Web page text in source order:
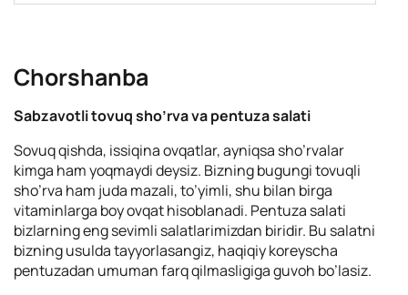
Chorshanba
Sabzavotli tovuq sho’rva va pentuza salati
Sovuq qishda, issiqina ovqatlar, ayniqsa sho’rvalar
kimga ham yoqmaydi deysiz. Bizning bugungi tovuqli
sho’rva ham juda mazali, to’yimli, shu bilan birga
vitaminlarga boy ovqat hisoblanadi. Pentuza salati
bizlarning eng sevimli salatlarimizdan biridir. Bu salatni
bizning usulda tayyorlasangiz, haqiqiy koreyscha
pentuzadan umuman farq qilmasligiga guvoh bo’lasiz.